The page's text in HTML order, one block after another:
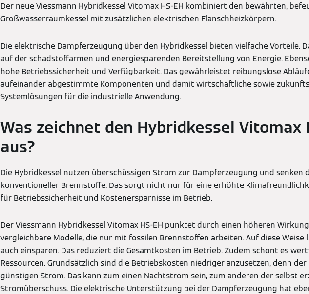
Der neue Viessmann Hybridkessel Vitomax HS-EH kombiniert den bewährten,
Großwasserraumkessel mit zusätzlichen elektrischen Flanschheizkörpern.
Die elektrische Dampferzeugung über den Hybridkessel bieten vielfache Vorteile.
auf der schadstoffarmen und energiesparenden Bereitstellung von Energie.
hohe Betriebssicherheit und Verfügbarkeit. Das gewährleistet reibungslose
aufeinander abgestimmte Komponenten und damit wirtschaftliche sowie
Systemlösungen für die industrielle Anwendung.
Was zeichnet den Hybridkessel Vitomax
aus?
Die Hybridkessel nutzen überschüssigen Strom zur Dampferzeugung und senken
konventioneller Brennstoffe. Das sorgt nicht nur für eine erhöhte
für Betriebssicherheit und Kostenersparnisse im Betrieb.
Der Viessmann Hybridkessel Vitomax HS-EH punktet durch einen höheren
vergleichbare Modelle, die nur mit fossilen Brennstoffen arbeiten. Auf diese Weise
auch einsparen. Das reduziert die Gesamtkosten im Betrieb. Zudem schont es
Ressourcen. Grundsätzlich sind die Betriebskosten niedriger anzusetzen, denn
günstigen Strom. Das kann zum einen Nachtstrom sein, zum anderen der selbst
Stromüberschuss. Die elektrische Unterstützung bei der Dampferzeugung hat